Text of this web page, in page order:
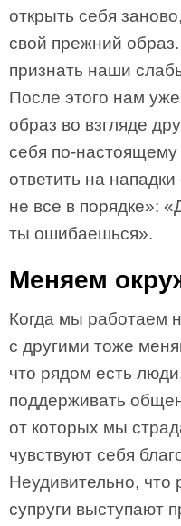
открыть себя
свой прежний
признать наши
После этого нам
образ во взгляде
себя по-
ответить на
не все в порядке»:
ты ошибаешься».
Меняем
Когда мы работаем
с другими тоже
что рядом есть
поддерживать
от которых мы
чувствуют себя
Неудивительно, что
супруги выступают